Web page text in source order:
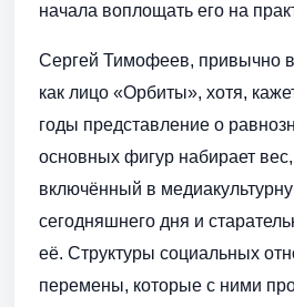
начала воплощать его на
Сергей Тимофеев, привычно
как лицо «Орбиты», хотя,
годы представление о
основных фигур набирает
включённый в
сегодняшнего дня и
её. Структуры социальных
перемены, которые с ними